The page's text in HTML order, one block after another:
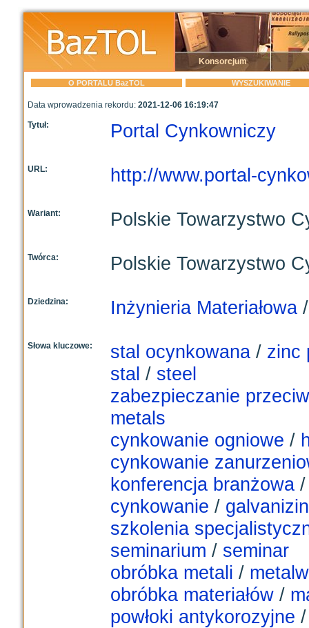
Konsorcjum
O PORTALU BazTOL WYSZUKIWANIE
Data wprowadzenia rekordu: 2021-12-06 16:19:47
Tytuł: Portal Cynkowniczy
URL: http://www.portal-
Wariant: Polskie Towarzystwo
Twórca: Polskie Towarzystwo
Dziedzina: Inżynieria Materiałowa
Słowa kluczowe: stal ocynkowana/ zinc
stal / steel
zabezpieczanie
metals
cynkowanie ogniowe /
cynkowanie
konferencja branżowa
cynkowanie /
szkolenia
seminarium / seminar
obróbka metali /
obróbka materiałów/
powłoki antykorozyjne